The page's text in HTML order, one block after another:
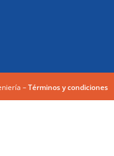
–Términos y condiciones